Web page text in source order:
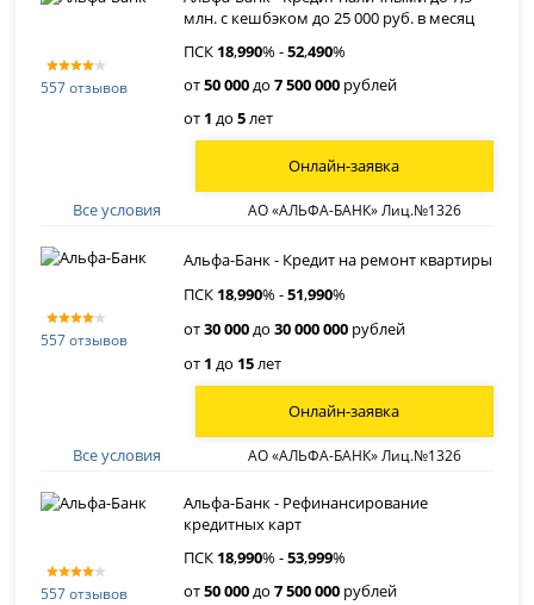
557 отзывов
млн. с кешбэком до 25 000 руб. в месяц
ПСК 18,990% -52,490%
от50 000до7 500 000 рублей
от 1 до5лет
Все условия АО «АЛЬФА-БАНК» Лиц.№1326
Онлайн-заявка
557 отзывов
Альфа-Банк - Кредит на ремонт квартиры
ПСК 18,990% -51,990%
от30 000до30 000 000 рублей
от 1 до 15лет
Все условия АО «АЛЬФА-БАНК» Лиц.№1326
Онлайн-заявка
557 отзывов
Альфа-Банк - Рефинансирование
кредитных карт
ПСК 18,990% -53,999%
от50 000до7 500 000 рублей